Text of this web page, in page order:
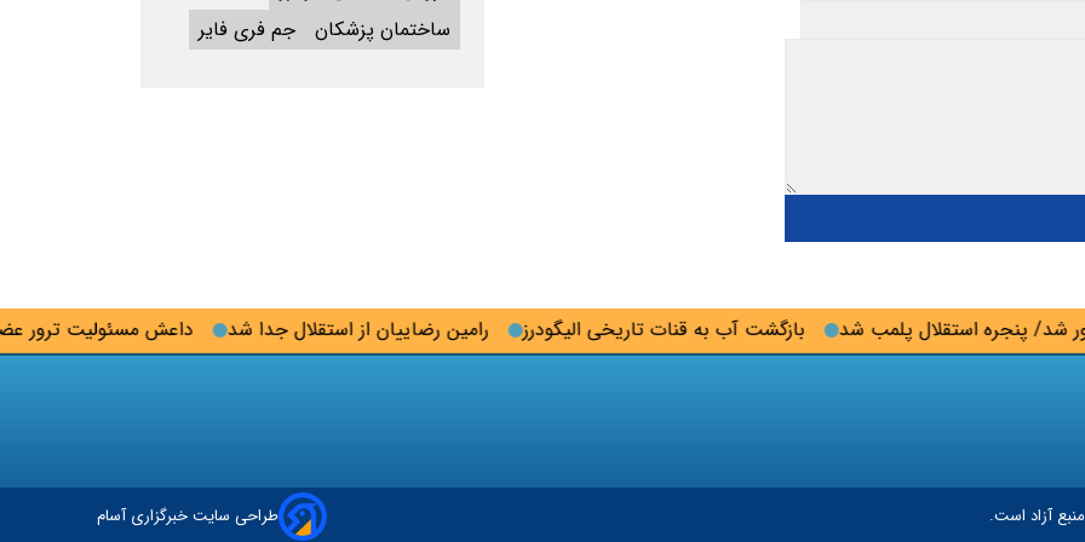
داعش مسئولیت ترور عضو رامین رضاییان از استقلال جدا شد بازگشت آب به قنات تاریخی الیگودرز پنجره استقلال پلمب شد
ساختمان پزشکان
جم فری فایر
آزاد است. طراحی سایت خبرگزاری آسام